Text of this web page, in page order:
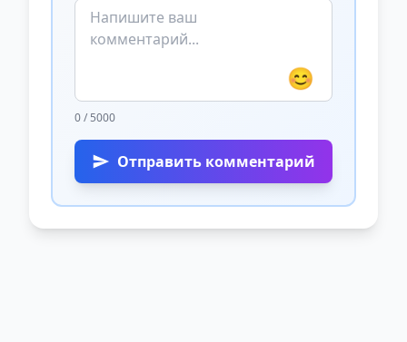
😊
0 / 5000
Отправить комментарий